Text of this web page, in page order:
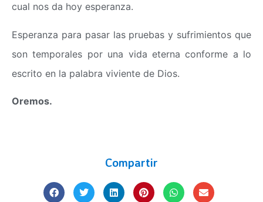
cual nos da hoy esperanza.
Esperanza para pasar las pruebas y sufrimientos que
son temporales por una vida eterna conforme a lo
escrito en la palabra viviente de Dios.
Oremos.
Compartir